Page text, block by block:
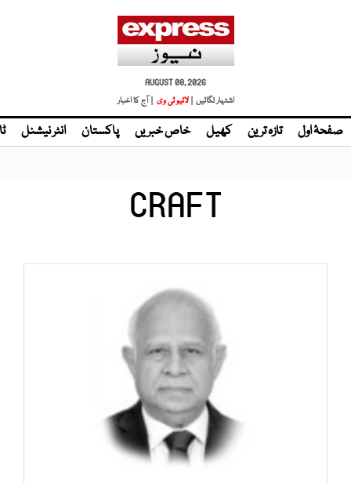
AUGUST 08, 2026
اشتہار لگائیں |
| آج کا اخبار
صفحۂ اول تازہ ترین کھیل خاص خبریں پاکستان انٹر نیشنل
CRAFT